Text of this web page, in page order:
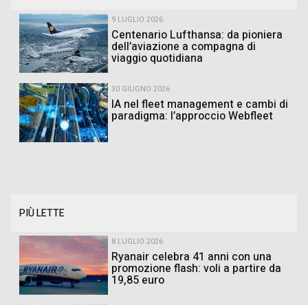
9 LUGLIO 2026
Centenario Lufthansa: da pioniera
dell’aviazione a compagna di
viaggio quotidiana
30 GIUGNO 2026
IA nel fleet management e cambi di
paradigma: l’approccio Webfleet
PIÙ LETTE
8 LUGLIO 2026
Ryanair celebra 41 anni con una
promozione flash: voli a partire da
19,85 euro